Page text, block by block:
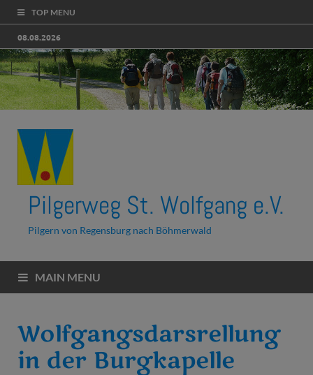
TOP MENU
08.08.2026
Pilgerweg St. Wolfgang e.V.
Pilgern von Regensburg nach Böhmerwald
MAIN MENU
Wolfgangsdarsrellung
in der Burgkapelle